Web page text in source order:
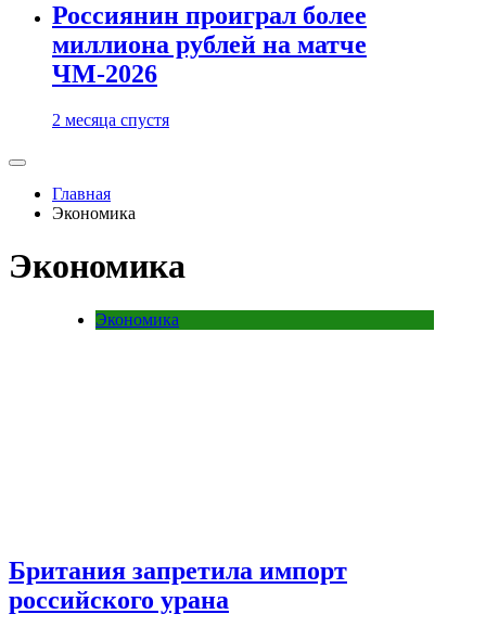
Россиянин проиграл более
миллиона рублей на матче
ЧМ-2026
2 месяца спустя
Главная
Экономика
Экономика
Экономика
Британия запретила импорт
российского урана